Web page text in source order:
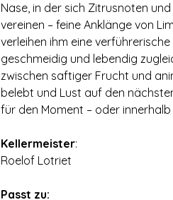
Nase‚ in der sich Zitrusnoten
vereinen – feine Anklänge von
verleihen ihm eine
geschmeidig und lebendig
zwischen saftiger Frucht und
belebt und Lust auf den
für den Moment – oder
Kellermeister:
Roelof Lotriet
Passt zu: